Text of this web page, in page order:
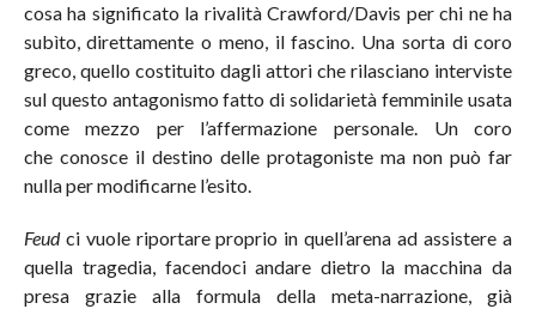
cosa ha significato la rivalità Crawford/Davis per chi ne ha
subìto, direttamente o meno, il fascino. Una sorta di coro
greco, quello costituito dagli attori che rilasciano interviste
sul questo antagonismo fatto di solidarietà femminile usata
come mezzo per l’affermazione personale. Un coro
che conosce il destino delle protagoniste ma non può far
nulla per modificarne l’esito.
Feudci vuole riportare proprio in quell’arena ad assistere a
quella tragedia, facendoci andare dietro la macchina da
presa grazie alla formula della meta-narrazione, già